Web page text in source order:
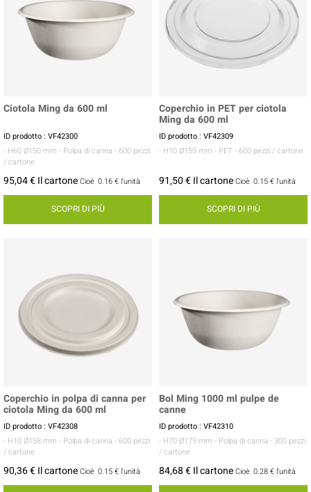
Ciotola Ming da 600 ml
ID prodotto : VF42300
- H60 Ø150 mm - Polpa di canna - 600 pezzi
/ cartone
95,04 € Il cartoneCioè 0.16 € l'unità
SCOPRI DI PIÙ
Coperchio in PET per ciotola
Ming da 600 ml
ID prodotto : VF42309
- H10 Ø155 mm - PET - 600 pezzi / cartone
91,50 € Il cartoneCioè 0.15 € l'unità
SCOPRI DI PIÙ
Coperchio in polpa di canna per
ciotola Ming da 600 ml
ID prodotto : VF42308
- H10 Ø158 mm - Polpa di canna - 600 pezzi
/ cartone
90,36 € Il cartoneCioè 0.15 € l'unità
Bol Ming 1000 ml pulpe de
canne
ID prodotto : VF42310
- H70 Ø175 mm - Polpa di canna - 300 pezzi
/ cartone
84,68 € Il cartoneCioè 0.28 € l'unità